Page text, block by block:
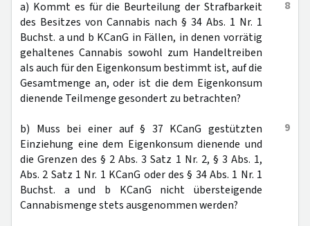
8
a) Kommt es für die Beurteilung der Strafbarkeit
des Besitzes von Cannabis nach § 34 Abs. 1 Nr. 1
Buchst. a und b KCanG in Fällen, in denen vorrätig
gehaltenes Cannabis sowohl zum Handeltreiben
als auch für den Eigenkonsum bestimmt ist, auf die
Gesamtmenge an, oder ist die dem Eigenkonsum
dienende Teilmenge gesondert zu betrachten?
9
b) Muss bei einer auf § 37 KCanG gestützten
Einziehung eine dem Eigenkonsum dienende und
die Grenzen des § 2 Abs. 3 Satz 1 Nr. 2, § 3 Abs. 1,
Abs. 2 Satz 1 Nr. 1 KCanG oder des § 34 Abs. 1 Nr. 1
Buchst. a und b KCanG nicht übersteigende
Cannabismenge stets ausgenommen werden?